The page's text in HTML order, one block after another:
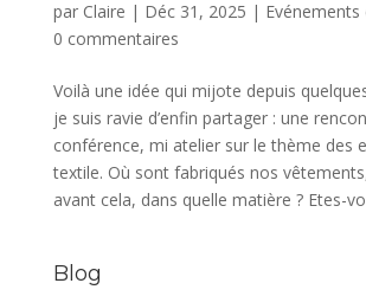
par Claire | Déc 31, 2025 |
0 commentaires
Voilà une idée qui mijote depuis
je suis ravie d’enfin partager : une
conférence, mi atelier sur le thème des
textile. Où sont fabriqués nos
avant cela, dans quelle matière ? Etes-
Blog